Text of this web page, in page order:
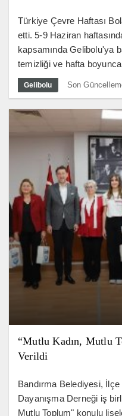
Türkiye Çevre Haftası
etti. 5-9 Haziran
kapsamında Gelibolu'ya
temizliği ve hafta
Gelibolu Son
“Mutlu Kadın, Mutlu
Verildi
Bandırma Belediyesi,
Dayanışma Derneği iş
Mutlu Toplum" konulu